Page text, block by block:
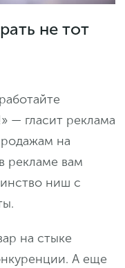
не тот
— гласит реклама
на
рекламе вам
ниш с
на стыке
А еще